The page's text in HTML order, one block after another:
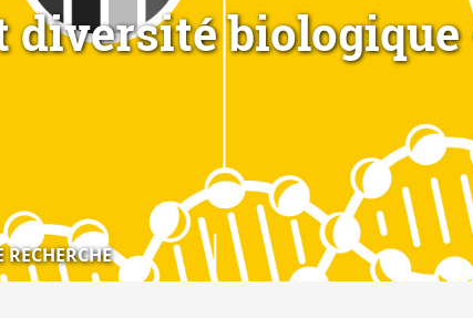
biologique
RECHERCHE